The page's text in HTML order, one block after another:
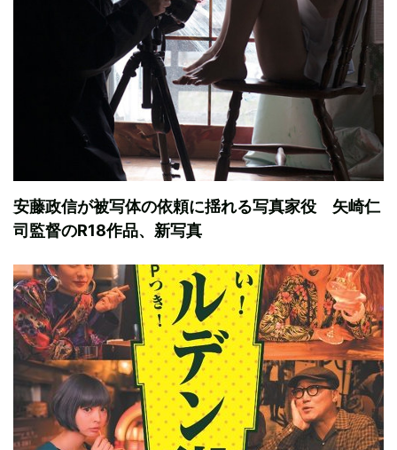
安藤政信が被写体の依頼に揺れる写真家役 矢崎仁
司監督のR18作品、新写真